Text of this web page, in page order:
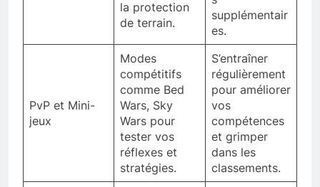
la protection
de terrain.
supplémentair
es.
PvP et Mini-
jeux
Modes
compétitifs
comme Bed
Wars, Sky
Wars pour
tester vos
réflexes et
stratégies.
S’entraîner
régulièrement
pour améliorer
vos
compétences
et grimper
dans les
classements.